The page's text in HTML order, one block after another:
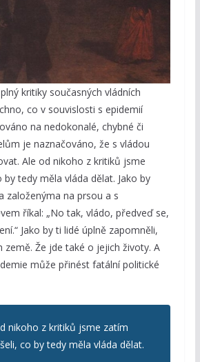
kritiky současných vládních
co v souvislosti s epidemií
na nedokonalé, chybné či
je naznačováno, že s vládou
Ale od nikoho z kritiků jsme
by tedy měla vláda dělat. Jako by
založenýma na prsou a s
říkal: „No tak, vládo, předveď se,
Jako by ti lidé úplně zapomněli,
Že jde také o jejich životy. A
může přinést fatální politické
nikoho z kritiků jsme zatím
co by tedy měla vláda dělat.